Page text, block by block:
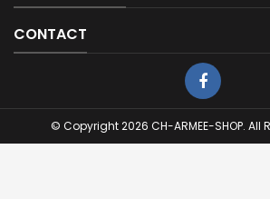
CONTACT
© Copyright 2026 CH-ARMEE-SHOP. All